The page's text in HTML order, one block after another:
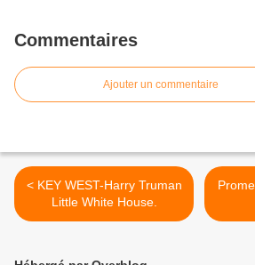
Commentaires
Ajouter un commentaire
< KEY WEST-Harry Truman
Little White House.